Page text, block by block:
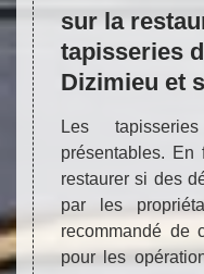
Réparation de tapis 38
vont
ces
des
sur la
tapisseries
Dizimieu et
Les
présentables.
restaurer si des
par les
recommandé de
pour les